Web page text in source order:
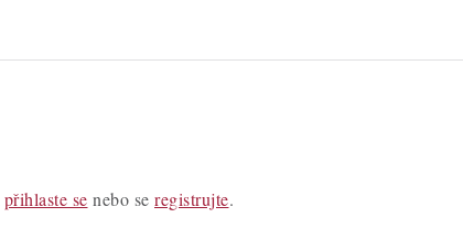
přihlaste se nebo se registrujte.